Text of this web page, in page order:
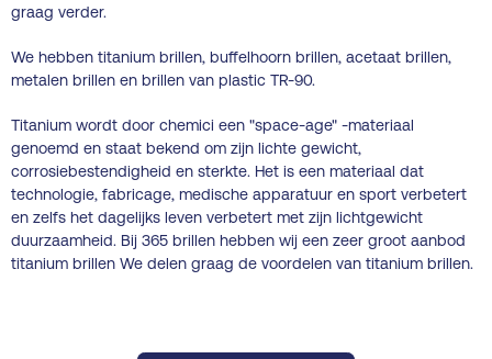
graag verder.
We hebben titanium brillen, buffelhoorn brillen, acetaat brillen,
metalen brillen en brillen van plastic TR-90.
Titanium wordt door chemici een "space-age" -materiaal
genoemd en staat bekend om zijn lichte gewicht,
corrosiebestendigheid en sterkte. Het is een materiaal dat
technologie, fabricage, medische apparatuur en sport verbetert
en zelfs het dagelijks leven verbetert met zijn lichtgewicht
duurzaamheid. Bij 365 brillen hebben wij een zeer groot aanbod
titanium brillen We delen graag de voordelen van titanium brillen.